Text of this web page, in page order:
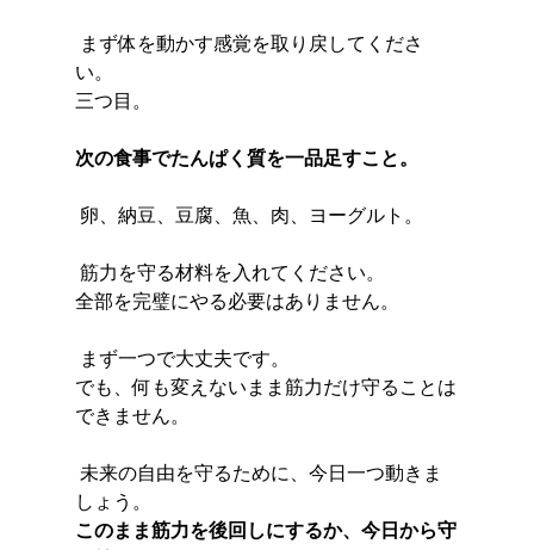
い。
三つ目。
次の食事でたんぱく質を一品足すこと。
卵、納豆、豆腐、魚、肉、ヨーグルト。
筋力を守る材料を入れてください。
全部を完璧にやる必要はありません。
まず一つで大丈夫です。
でも、何も変えないまま筋力だけ守ることは
できません。
しょう。
このまま筋力を後回しにするか、今日から守